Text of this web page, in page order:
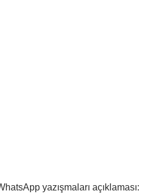
yazışmaları açıklaması: